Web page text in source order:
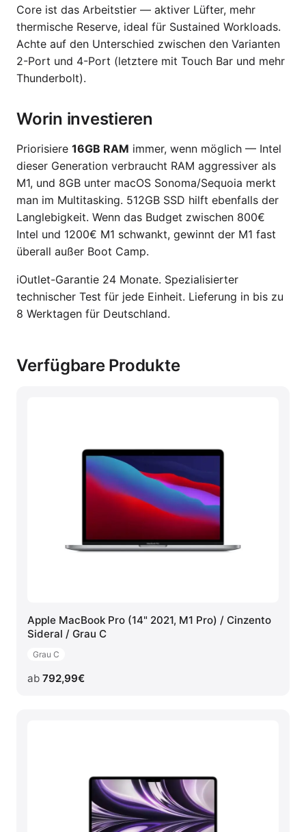
Core ist das Arbeitstier — aktiver Lüfter, mehr
thermische Reserve, ideal für Sustained Workloads.
Achte auf den Unterschied zwischen den Varianten
2-Port und 4-Port (letztere mit Touch Bar und mehr
Thunderbolt).
Worin investieren
Priorisiere 16GB RAM immer, wenn möglich — Intel
dieser Generation verbraucht RAM aggressiver als
M1, und 8GB unter macOS Sonoma/Sequoia merkt
man im Multitasking. 512GB SSD hilft ebenfalls der
Langlebigkeit. Wenn das Budget zwischen 800€
Intel und 1200€ M1 schwankt, gewinnt der M1 fast
überall außer Boot Camp.
iOutlet-Garantie 24 Monate. Spezialisierter
technischer Test für jede Einheit. Lieferung in bis zu
8 Werktagen für Deutschland.
Verfügbare Produkte
Apple MacBook Pro (14" 2021, M1 Pro) / Cinzento
Sideral / Grau C
Grau C
ab 792,99€